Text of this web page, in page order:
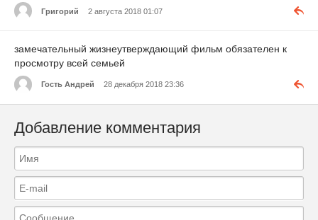
Григорий 2 августа 2018 01:07
замечательный жизнеутверждающий фильм обязателен к
просмотру всей семьей
Гость Андрей 28 декабря 2018 23:36
Добавление комментария